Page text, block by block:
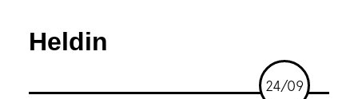
Theater
Heldin
24/09